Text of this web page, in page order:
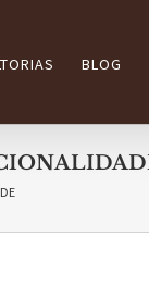
BLOG